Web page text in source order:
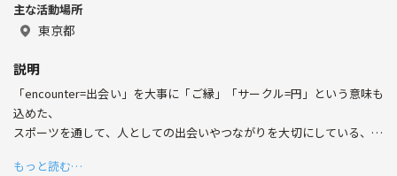
よく食べ過ぎてしまうので、気を付けています😖
よろしくお願いします♪
主な活動場所
東京都
説明
「encounter=出会い」を大事に「ご縁」「サークル=円」という意味も
込めた、
スポーツを通して、人としての出会いやつながりを大切にしている、20
もっと読む…